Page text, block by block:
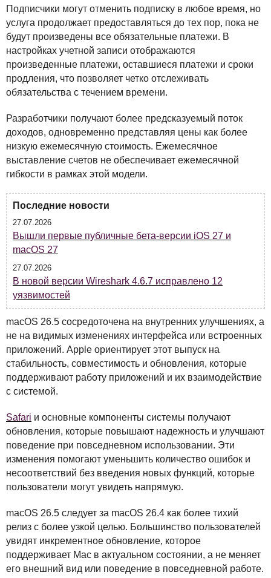
Подписчики могут отменить подписку в любое время, но
услуга продолжает предоставляться до тех пор, пока не
будут произведены все обязательные платежи. В
настройках учетной записи отображаются
произведенные платежи, оставшиеся платежи и сроки
продления, что позволяет четко отслеживать
обязательства с течением времени.
Разработчики получают более предсказуемый поток
доходов, одновременно представляя цены как более
низкую ежемесячную стоимость. Ежемесячное
выставление счетов не обеспечивает ежемесячной
гибкости в рамках этой модели.
Последние новости
27.07.2026
Вышли первые публичные бета-версии iOS 27 и
macOS 27
27.07.2026
В новой версии Wireshark 4.6.7 исправлено 12
уязвимостей
macOS 26.5 сосредоточена на внутренних улучшениях, а
не на видимых изменениях интерфейса или встроенных
приложений. Apple ориентирует этот выпуск на
стабильность, совместимость и обновления, которые
поддерживают работу приложений и их взаимодействие
с системой.
Safari и основные компоненты системы получают
обновления, которые повышают надежность и улучшают
поведение при повседневном использовании. Эти
изменения помогают уменьшить количество ошибок и
несоответствий без введения новых функций, которые
пользователи могут увидеть напрямую.
macOS 26.5 следует за macOS 26.4 как более тихий
релиз с более узкой целью. Большинство пользователей
увидят инкрементное обновление, которое
поддерживает Mac в актуальном состоянии, а не меняет
его внешний вид или поведение в повседневной работе.